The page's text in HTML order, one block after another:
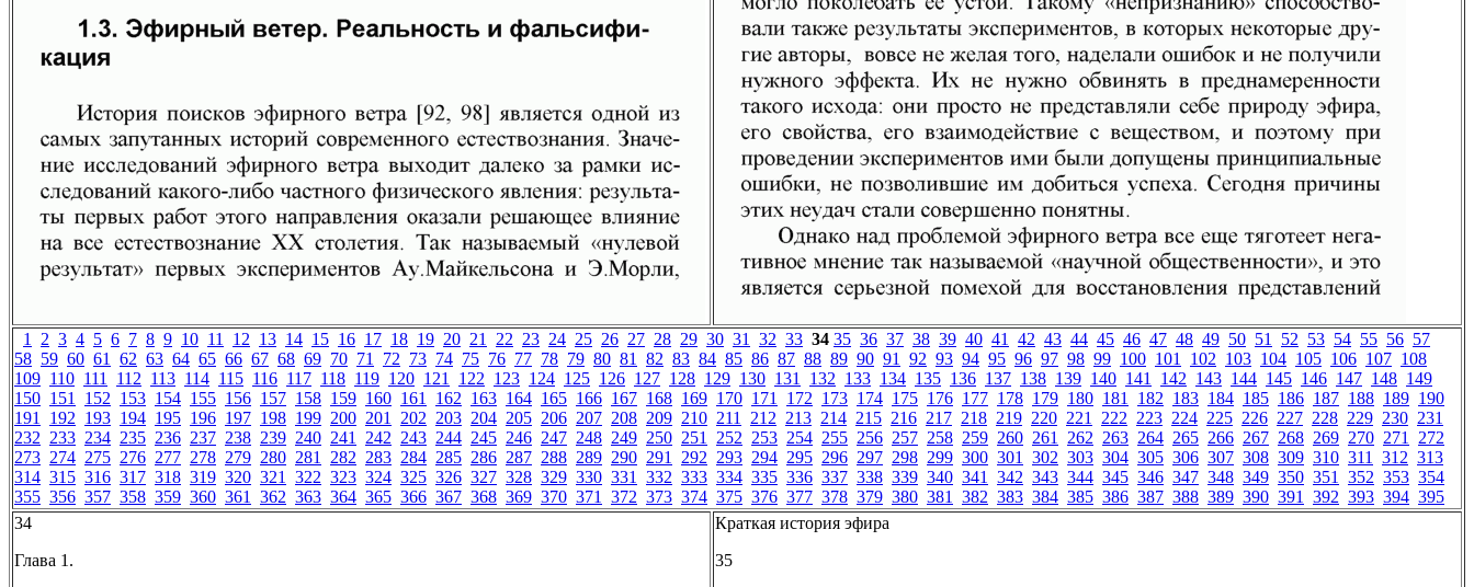
1 2 3 4 5 6 7 8 9 10 11 12 13 14 15 16 17 18 19 20 21 22 23 24 25 26 27 28 29 30 31 32 33 34 35 36 37 38 39 40 41 42 43 44 45 46 47 48 49 50 51 52 53 54 55 56 57
58 59 60 61 62 63 64 65 66 67 68 69 70 71 72 73 74 75 76 77 78 79 80 81 82 83 84 85 86 87 88 89 90 91 92 93 94 95 96 97 98 99 100 101 102 103 104 105 106 107 108
109 110 111 112 113 114 115 116 117 118 119 120 121 122 123 124 125 126 127 128 129 130 131 132 133 134 135 136 137 138 139 140 141 142 143 144 145 146 147 148 149
150 151 152 153 154 155 156 157 158 159 160 161 162 163 164 165 166 167 168 169 170 171 172 173 174 175 176 177 178 179 180 181 182 183 184 185 186 187 188 189 190
191 192 193 194 195 196 197 198 199 200 201 202 203 204 205 206 207 208 209 210 211 212 213 214 215 216 217 218 219 220 221 222 223 224 225 226 227 228 229 230 231
232 233 234 235 236 237 238 239 240 241 242 243 244 245 246 247 248 249 250 251 252 253 254 255 256 257 258 259 260 261 262 263 264 265 266 267 268 269 270 271 272
273 274 275 276 277 278 279 280 281 282 283 284 285 286 287 288 289 290 291 292 293 294 295 296 297 298 299 300 301 302 303 304 305 306 307 308 309 310 311 312 313
314 315 316 317 318 319 320 321 322 323 324 325 326 327 328 329 330 331 332 333 334 335 336 337 338 339 340 341 342 343 344 345 346 347 348 349 350 351 352 353 354
355 356 357 358 359 360 361 362 363 364 365 366 367 368 369 370 371 372 373 374 375 376 377 378 379 380 381 382 383 384 385 386 387 388 389 390 391 392 393 394 395
34
Глава 1.
Краткая история эфира
35